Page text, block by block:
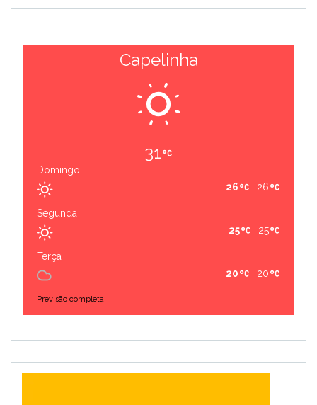
Capelinha
31
Domingo
26
26
Segunda
25
25
Terça
20
20
Previsão completa